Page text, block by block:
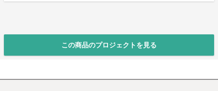
この商品のプロジェクトを見る